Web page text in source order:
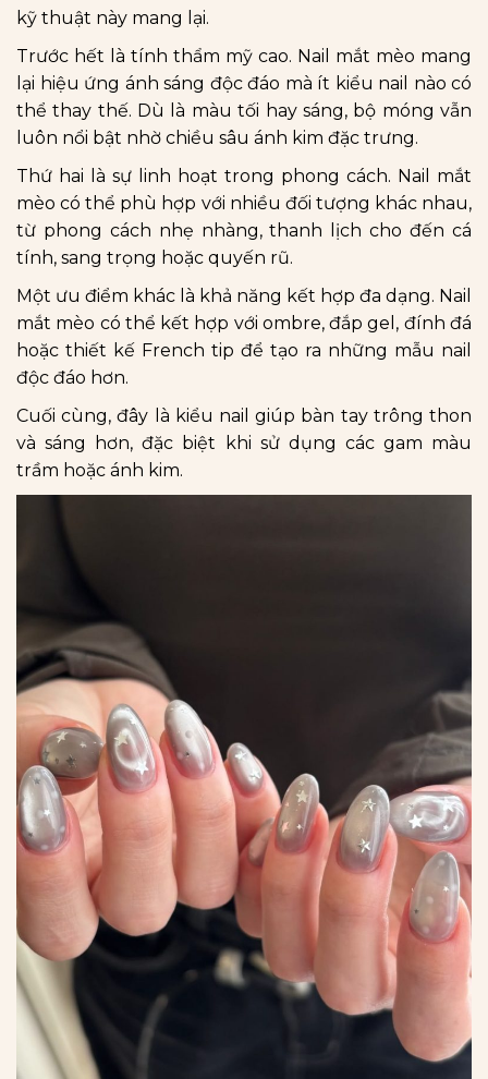
kỹ thuật này mang lại.
Trước hết là tính thẩm mỹ cao. Nail mắt mèo mang
lại hiệu ứng ánh sáng độc đáo mà ít kiểu nail nào có
thể thay thế. Dù là màu tối hay sáng, bộ móng vẫn
luôn nổi bật nhờ chiều sâu ánh kim đặc trưng.
Thứ hai là sự linh hoạt trong phong cách. Nail mắt
mèo có thể phù hợp với nhiều đối tượng khác nhau,
từ phong cách nhẹ nhàng, thanh lịch cho đến cá
tính, sang trọng hoặc quyến rũ.
Một ưu điểm khác là khả năng kết hợp đa dạng. Nail
mắt mèo có thể kết hợp với ombre, đắp gel, đính đá
hoặc thiết kế French tip để tạo ra những mẫu nail
độc đáo hơn.
Cuối cùng, đây là kiểu nail giúp bàn tay trông thon
và sáng hơn, đặc biệt khi sử dụng các gam màu
trầm hoặc ánh kim.